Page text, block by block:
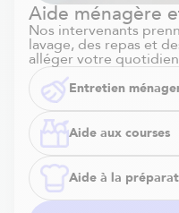
Aide ménagère
Nos intervenants
lavage, des repas et
alléger votre
Entretien
Aide aux courses
Aide à la